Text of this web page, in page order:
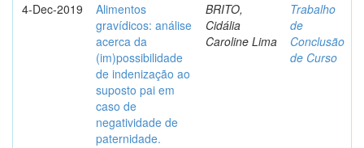
4-Dec-2019
Alimentos
gravídicos: análise
acerca da
(im)possibilidade
de indenização ao
suposto pai em
caso de
negatividade de
paternidade.
BRITO,
Cidália
Caroline Lima
Trabalho
de
Conclusão
de Curso